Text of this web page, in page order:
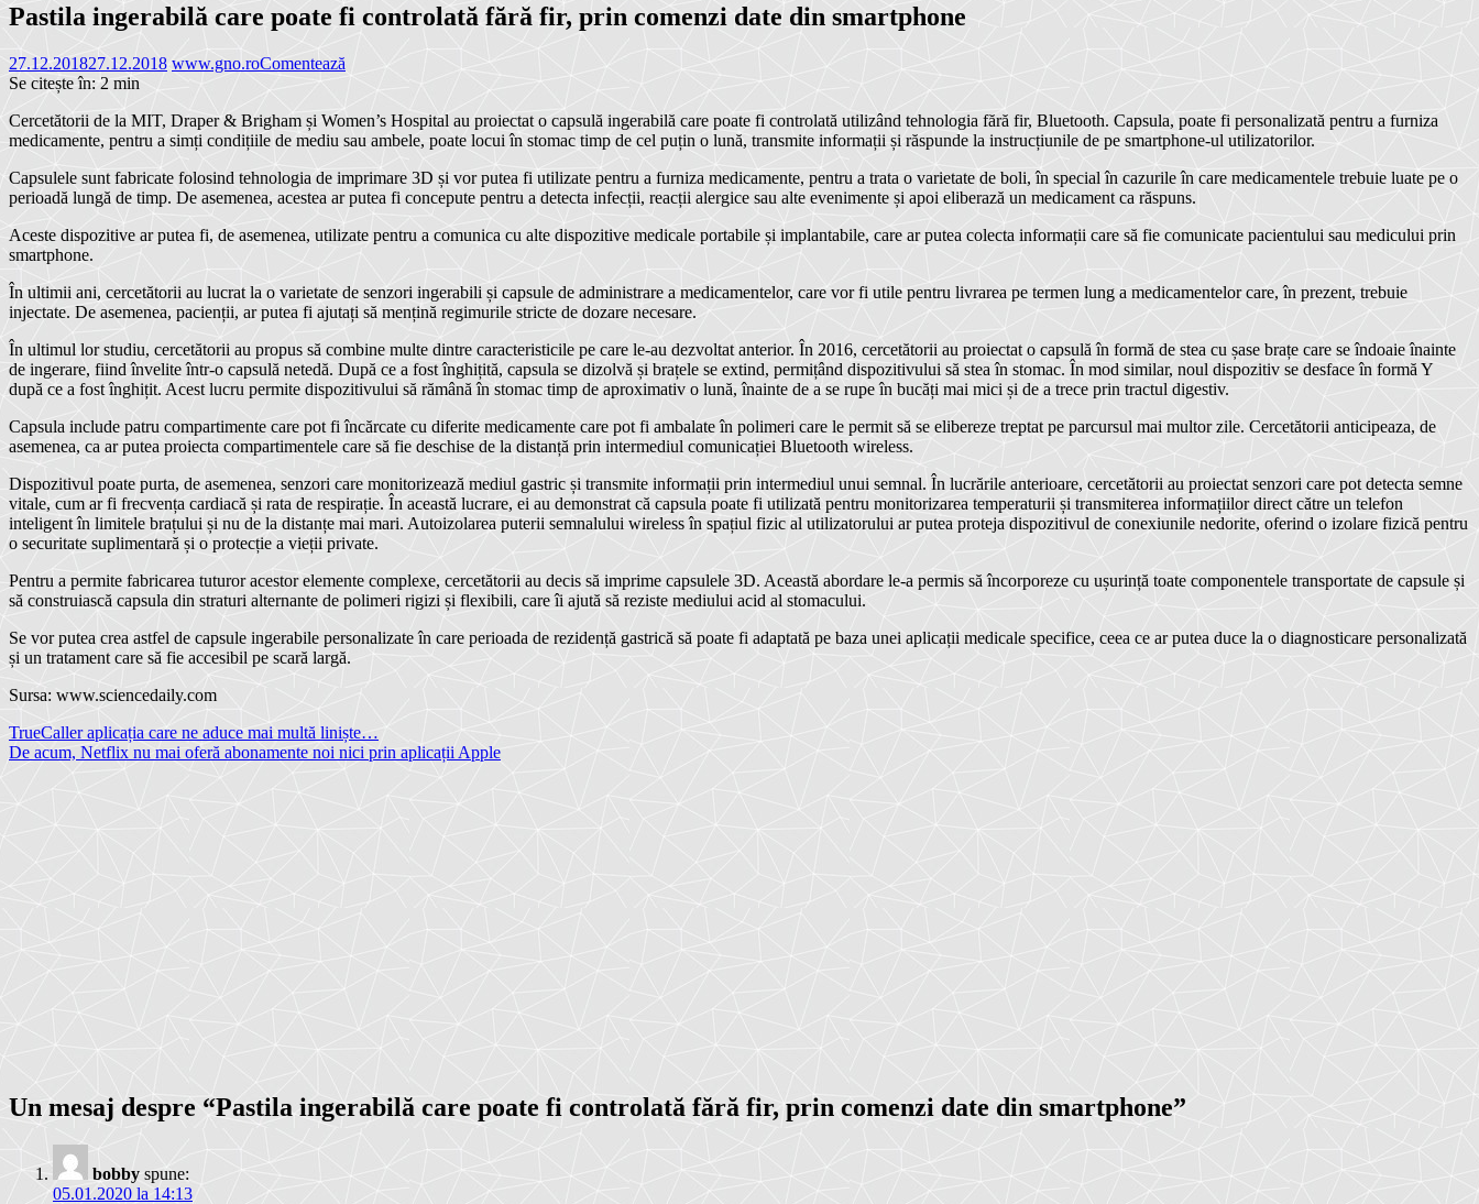
Pastila ingerabilă care poate fi controlată fără fir, prin comenzi date din smartphone
27.12.201827.12.2018 www.gno.roComentează
Se citește în: 2 min
Cercetătorii de la MIT, Draper & Brigham și Women’s Hospital au proiectat o capsulă ingerabilă care poate fi controlată utilizând tehnologia fără fir, Bluetooth. Capsula, poate fi personalizată pentru a furniza
medicamente, pentru a simți condițiile de mediu sau ambele, poate locui în stomac timp de cel puțin o lună, transmite informații și răspunde la instrucțiunile de pe smartphone-ul utilizatorilor.
Capsulele sunt fabricate folosind tehnologia de imprimare 3D și vor putea fi utilizate pentru a furniza medicamente, pentru a trata o varietate de boli, în special în cazurile în care medicamentele trebuie luate pe o
perioadă lungă de timp. De asemenea, acestea ar putea fi concepute pentru a detecta infecții, reacții alergice sau alte evenimente și apoi eliberază un medicament ca răspuns.
Aceste dispozitive ar putea fi, de asemenea, utilizate pentru a comunica cu alte dispozitive medicale portabile și implantabile, care ar putea colecta informații care să fie comunicate pacientului sau medicului prin
smartphone.
În ultimii ani, cercetătorii au lucrat la o varietate de senzori ingerabili și capsule de administrare a medicamentelor, care vor fi utile pentru livrarea pe termen lung a medicamentelor care, în prezent, trebuie
injectate. De asemenea, pacienții, ar putea fi ajutați să mențină regimurile stricte de dozare necesare.
În ultimul lor studiu, cercetătorii au propus să combine multe dintre caracteristicile pe care le-au dezvoltat anterior. În 2016, cercetătorii au proiectat o capsulă în formă de stea cu șase brațe care se îndoaie înainte
de ingerare, fiind învelite într-o capsulă netedă. După ce a fost înghițită, capsula se dizolvă și brațele se extind, permițând dispozitivului să stea în stomac. În mod similar, noul dispozitiv se desface în formă Y
după ce a fost înghițit. Acest lucru permite dispozitivului să rămână în stomac timp de aproximativ o lună, înainte de a se rupe în bucăți mai mici și de a trece prin tractul digestiv.
Capsula include patru compartimente care pot fi încărcate cu diferite medicamente care pot fi ambalate în polimeri care le permit să se elibereze treptat pe parcursul mai multor zile. Cercetătorii anticipeaza, de
asemenea, ca ar putea proiecta compartimentele care să fie deschise de la distanță prin intermediul comunicației Bluetooth wireless.
Dispozitivul poate purta, de asemenea, senzori care monitorizează mediul gastric și transmite informații prin intermediul unui semnal. În lucrările anterioare, cercetătorii au proiectat senzori care pot detecta semne
vitale, cum ar fi frecvența cardiacă și rata de respirație. În această lucrare, ei au demonstrat că capsula poate fi utilizată pentru monitorizarea temperaturii și transmiterea informațiilor direct către un telefon
inteligent în limitele brațului și nu de la distanțe mai mari. Autoizolarea puterii semnalului wireless în spațiul fizic al utilizatorului ar putea proteja dispozitivul de conexiunile nedorite, oferind o izolare fizică pentru
o securitate suplimentară și o protecție a vieții private.
Pentru a permite fabricarea tuturor acestor elemente complexe, cercetătorii au decis să imprime capsulele 3D. Această abordare le-a permis să încorporeze cu ușurință toate componentele transportate de capsule și
să construiască capsula din straturi alternante de polimeri rigizi și flexibili, care îi ajută să reziste mediului acid al stomacului.
Se vor putea crea astfel de capsule ingerabile personalizate în care perioada de rezidență gastrică să poate fi adaptată pe baza unei aplicații medicale specifice, ceea ce ar putea duce la o diagnosticare personalizată
și un tratament care să fie accesibil pe scară largă.
Sursa: www.sciencedaily.com
Navigare
în
articole
TrueCaller aplicația care ne aduce mai multă liniște…
De acum, Netflix nu mai oferă abonamente noi nici prin aplicații Apple
Un mesaj despre “Pastila ingerabilă care poate fi controlată fără fir, prin comenzi date din smartphone”
bobby spune:
05.01.2020 la 14:13